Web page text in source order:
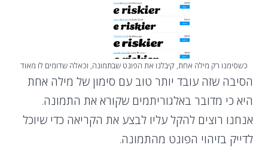
כשסימנו רק מילה אחת, קיבלנו את הפונט שבתמונה, וכאלה שדומים לו מאוד
הסיבה שזה עובד יותר טוב עם סימון של מילה אחת
היא כי מדובר באלגוריתמים שקורא את התמונה.
אנחנו רוצים להקל עליו לבצע את הקריאה כדי שיוכל
לדייק בזיהוי הפונט מהתמונה.